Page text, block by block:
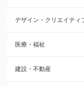
デザイン・クリエイティ
医療・福祉
建設・不動産